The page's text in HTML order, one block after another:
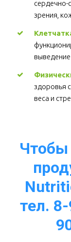
сердечно-
зрения,
здоровья
веса и
Чтобы
тел.